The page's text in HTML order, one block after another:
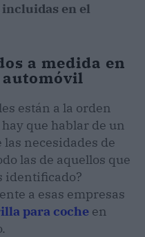
en el
a medida en
automóvil
están a la orden
que hablar de un
necesidades de
las de aquellos que
identificado?
a esas empresas
para coche en